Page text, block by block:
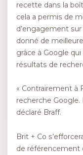
recette dans la
cela a permis de
d’engagement
donné de
grâce à Google
résultats de
« Contrairement à
recherche
déclaré Braff.
Brit + Co
de référencement